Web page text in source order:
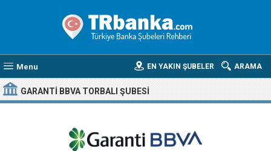
Menu ARAMA
EN YAKIN ŞUBELER
GARANTI BBVA TORBALI ŞUBESI